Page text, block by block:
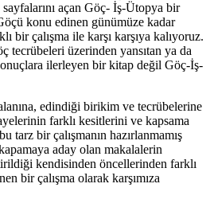
sayfalarını açan Göç- İş-Ütopya bir
konu edinen günümüze kadar
bir çalışma ile karşı karşıya kalıyoruz.
tecrübeleri üzerinden yansıtan ya da
ilerleyen bir kitap değil Göç-İş-
edindiği birikim ve tecrübelerine
farklı kesitlerini ve kapsama
tarz bir çalışmanın hazırlanmamış
aday olan makalalerin
kendisinden öncellerinden farklı
bir çalışma olarak karşımıza